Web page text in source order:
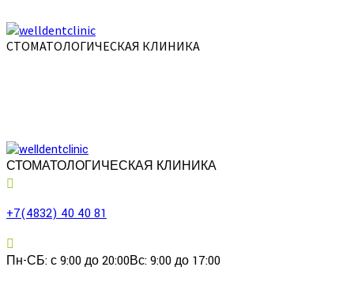
СТОМАТОЛОГИЧЕСКАЯ КЛИНИКА
СТОМАТОЛОГИЧЕСКАЯ КЛИНИКА
+7(4832) 40 40 81
Пн-СБ: с 9:00 до 20:00Вс: 9:00 до 17:00